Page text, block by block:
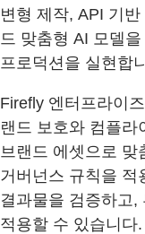
변형 제작, API 기
드 맞춤형 AI 모델
프로덕션을 실현합
Firefly 엔터프라이
랜드 보호와 컴플
브랜드 에셋으로
거버넌스 규칙을 적
결과물을 검증하고,
적용할 수 있습니다